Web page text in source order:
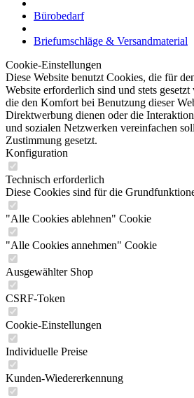
Bürobedarf
Briefumschläge & Versandmaterial
Cookie-Einstellungen
Diese Website benutzt Cookies, die für
Website erforderlich sind und stets
die den Komfort bei Benutzung dieser
Direktwerbung dienen oder die
und sozialen Netzwerken vereinfachen
Zustimmung gesetzt.
Konfiguration
Technisch erforderlich
Diese Cookies sind für die
"Alle Cookies ablehnen" Cookie
"Alle Cookies annehmen" Cookie
Ausgewählter Shop
CSRF-Token
Cookie-Einstellungen
Individuelle Preise
Kunden-Wiedererkennung